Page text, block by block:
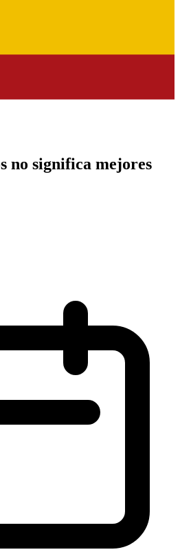
no significa mejores